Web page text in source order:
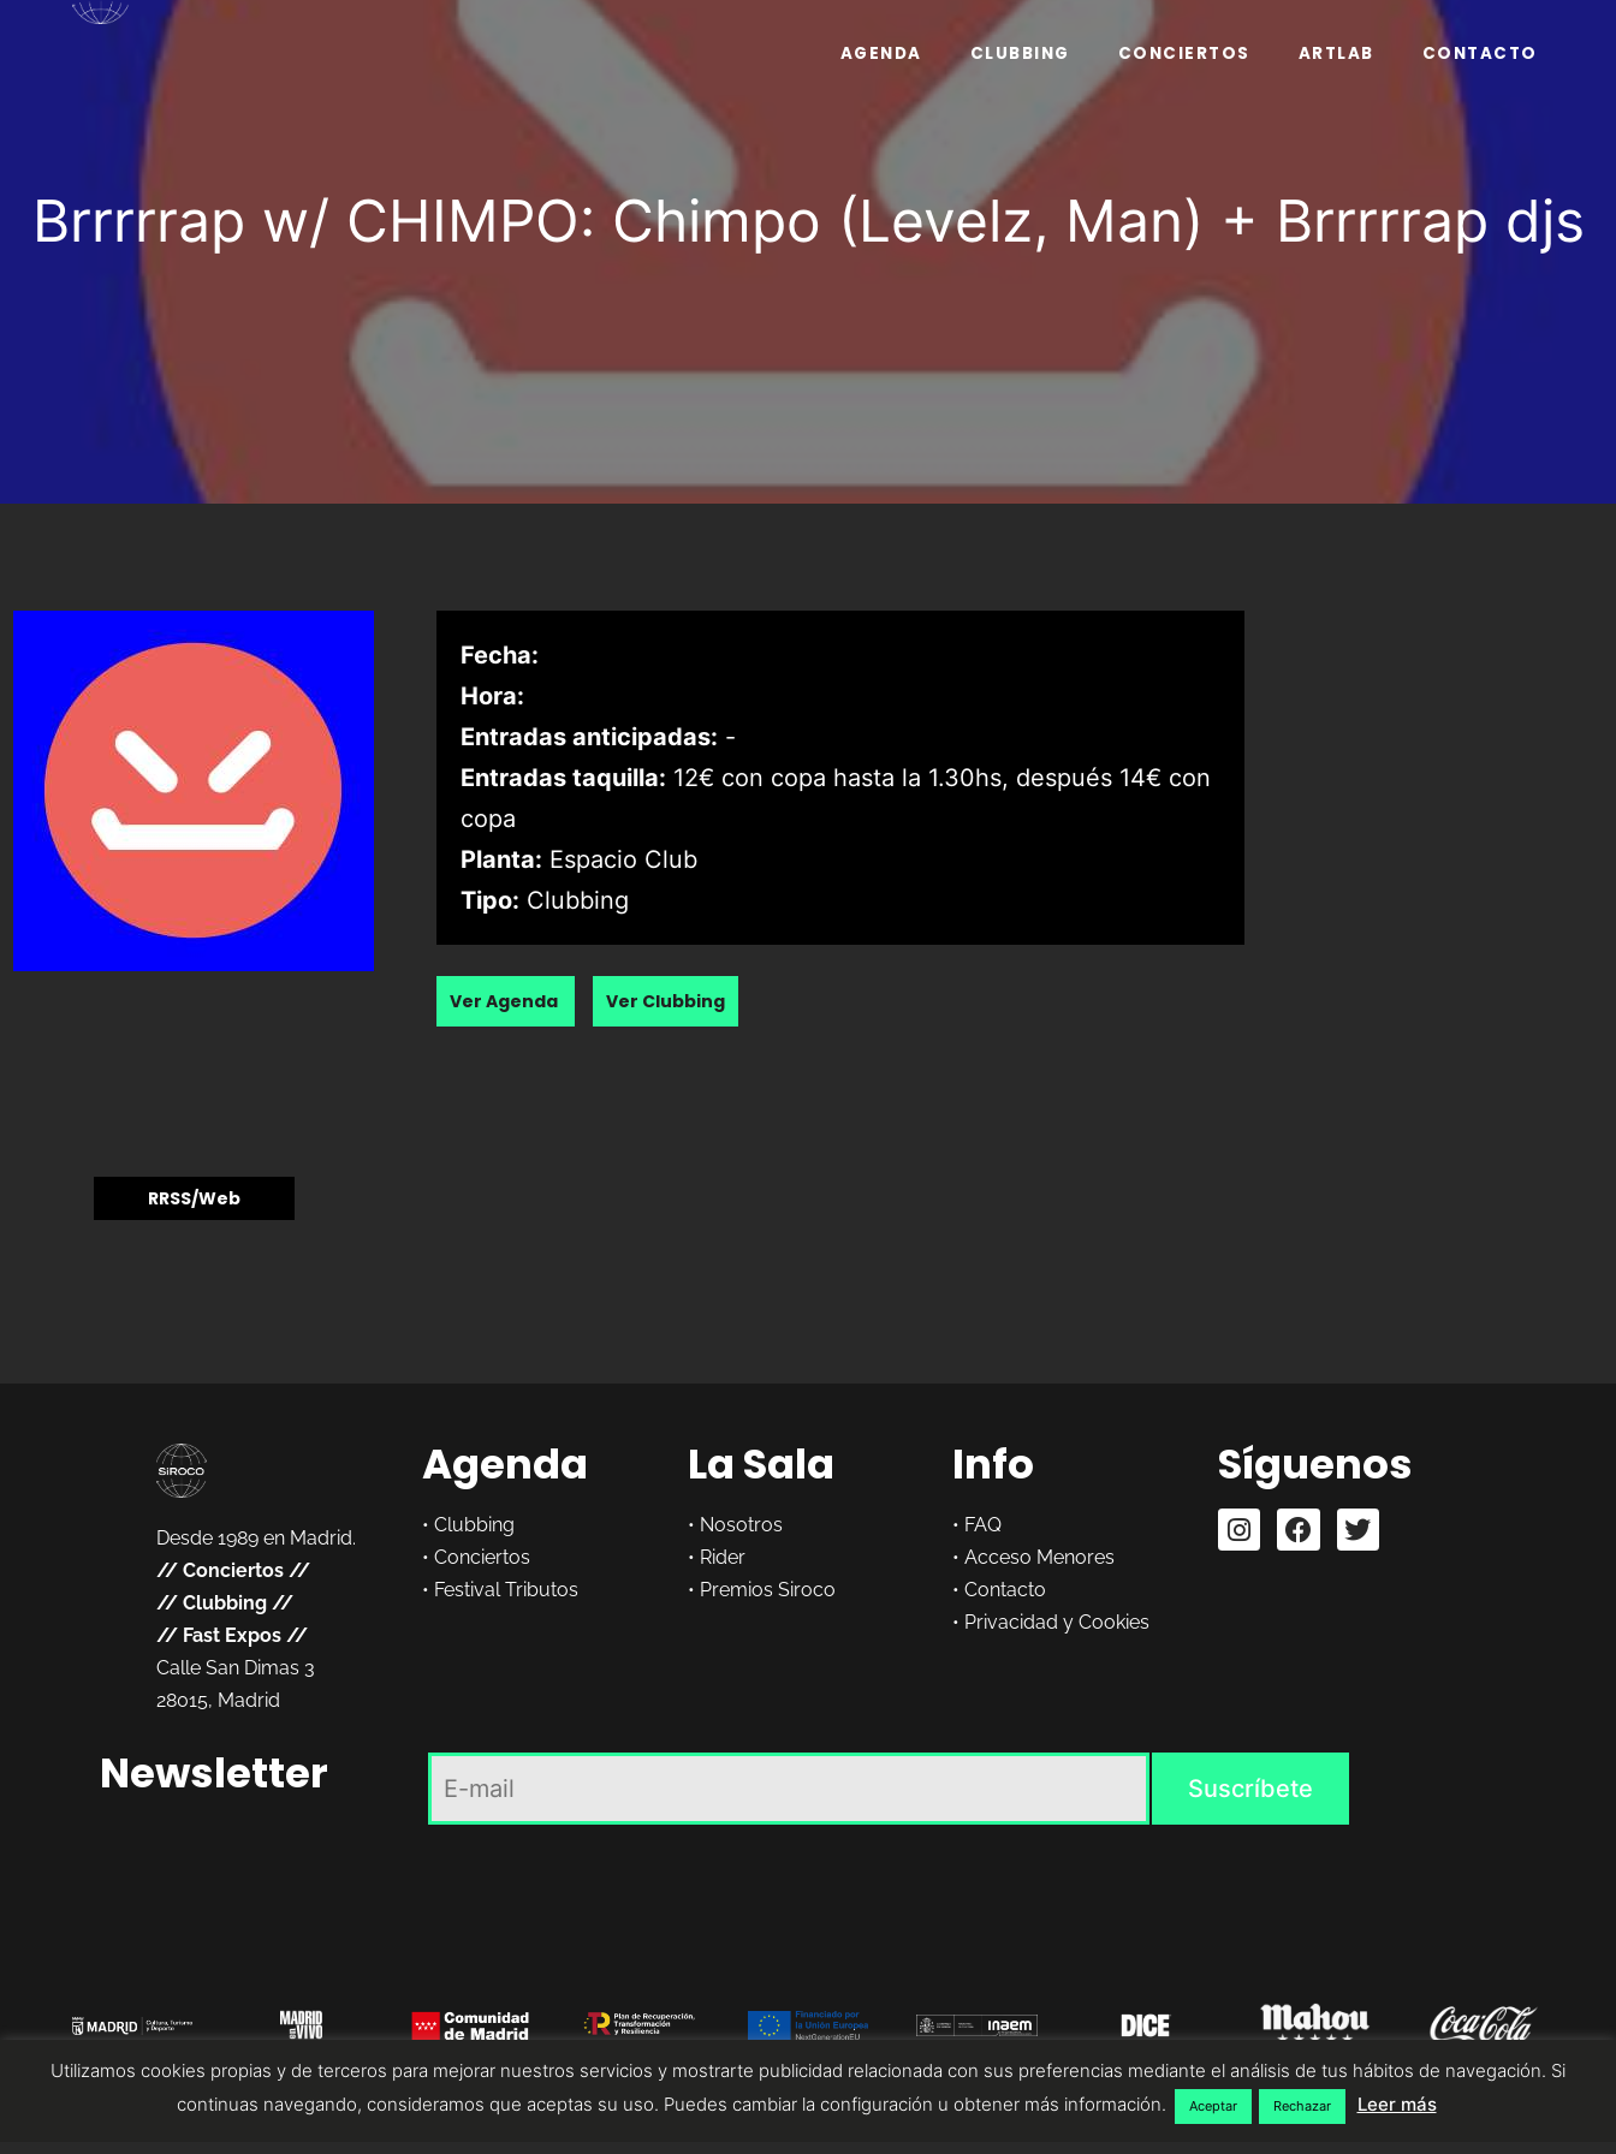
AGENDA CLUBBING CONCIERTOS ARTLAB CONTACTO
Brrrrrap w/ CHIMPO: Chimpo (Levelz, Man) + Brrrrrap djs
RRSS/Web
Fecha:
Hora:
Entradas anticipadas: -
Entradas taquilla: 12€ con copa hasta la 1.30hs, después 14€ con
copa
Planta: Espacio Club
Tipo: Clubbing
Ver Agenda Ver Clubbing
Desde 1989 en Madrid.
// Conciertos //
// Clubbing //
// Fast Expos //
Calle San Dimas 3
28015, Madrid
Agenda
• Clubbing
• Conciertos
• Festival Tributos
La Sala
• Nosotros
• Rider
• Premios Siroco
Info
• FAQ
•Acceso Menores
•Contacto
• Privacidad y Cookies
Síguenos
Newsletter
Utilizamos cookies propias y de terceros para mejorar nuestros servicios y mostrarte publicidad relacionada con sus preferencias mediante el análisis de tus hábitos de navegación. Si
continuas navegando, consideramos que aceptas su uso. Puedes cambiar la configuración u obtener más información.
Aceptar Rechazar Leer más